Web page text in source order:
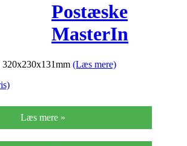
Postæske
MasterIn
(Læs mere)
Læs mere »